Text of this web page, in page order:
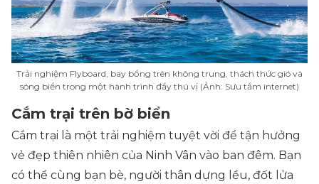
Trải nghiệm Flyboard, bay bổng trên không trung, thách thức gió và
sóng biển trong một hành trình đầy thú vị (Ảnh: Sưu tầm internet)
Cắm trại trên bờ biển
Cắm trại là một trải nghiệm tuyệt vời để tận hưởng
vẻ đẹp thiên nhiên của Ninh Vân vào ban đêm. Bạn
có thể cùng bạn bè, người thân dựng lều, đốt lửa